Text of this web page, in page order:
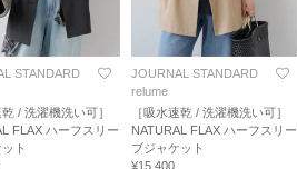
STANDARD
乾 / 洗濯機洗い可］
FLAX ハーフスリー
ト
JOURNAL STANDARD
relume
［吸水速乾 / 洗濯機洗い可］
NATURAL FLAX ハーフスリー
ブジャケット
¥15,400